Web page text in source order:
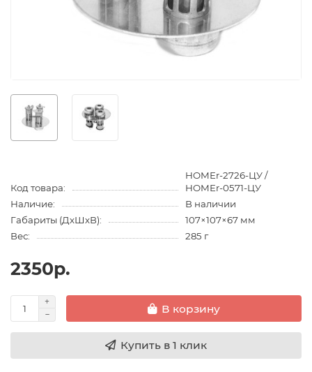
Код товара:
HOMEr-2726-ЦУ /
HOMEr-0571-ЦУ
Наличие:
В наличии
Габариты (ДхШхВ):
107×107×67 мм
Вес:
285 г
2350р.
В корзину
Купить в 1 клик